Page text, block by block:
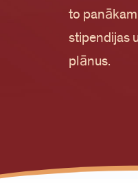
to
stipendijas
plānus.